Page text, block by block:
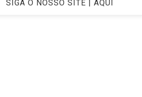
SIGA O NOSSO SITE | AQUI